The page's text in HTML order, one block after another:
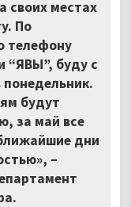
своих местах
По
телефону
“ЯВЫ”, буду с
понедельник.
будут
за май все
дни
–